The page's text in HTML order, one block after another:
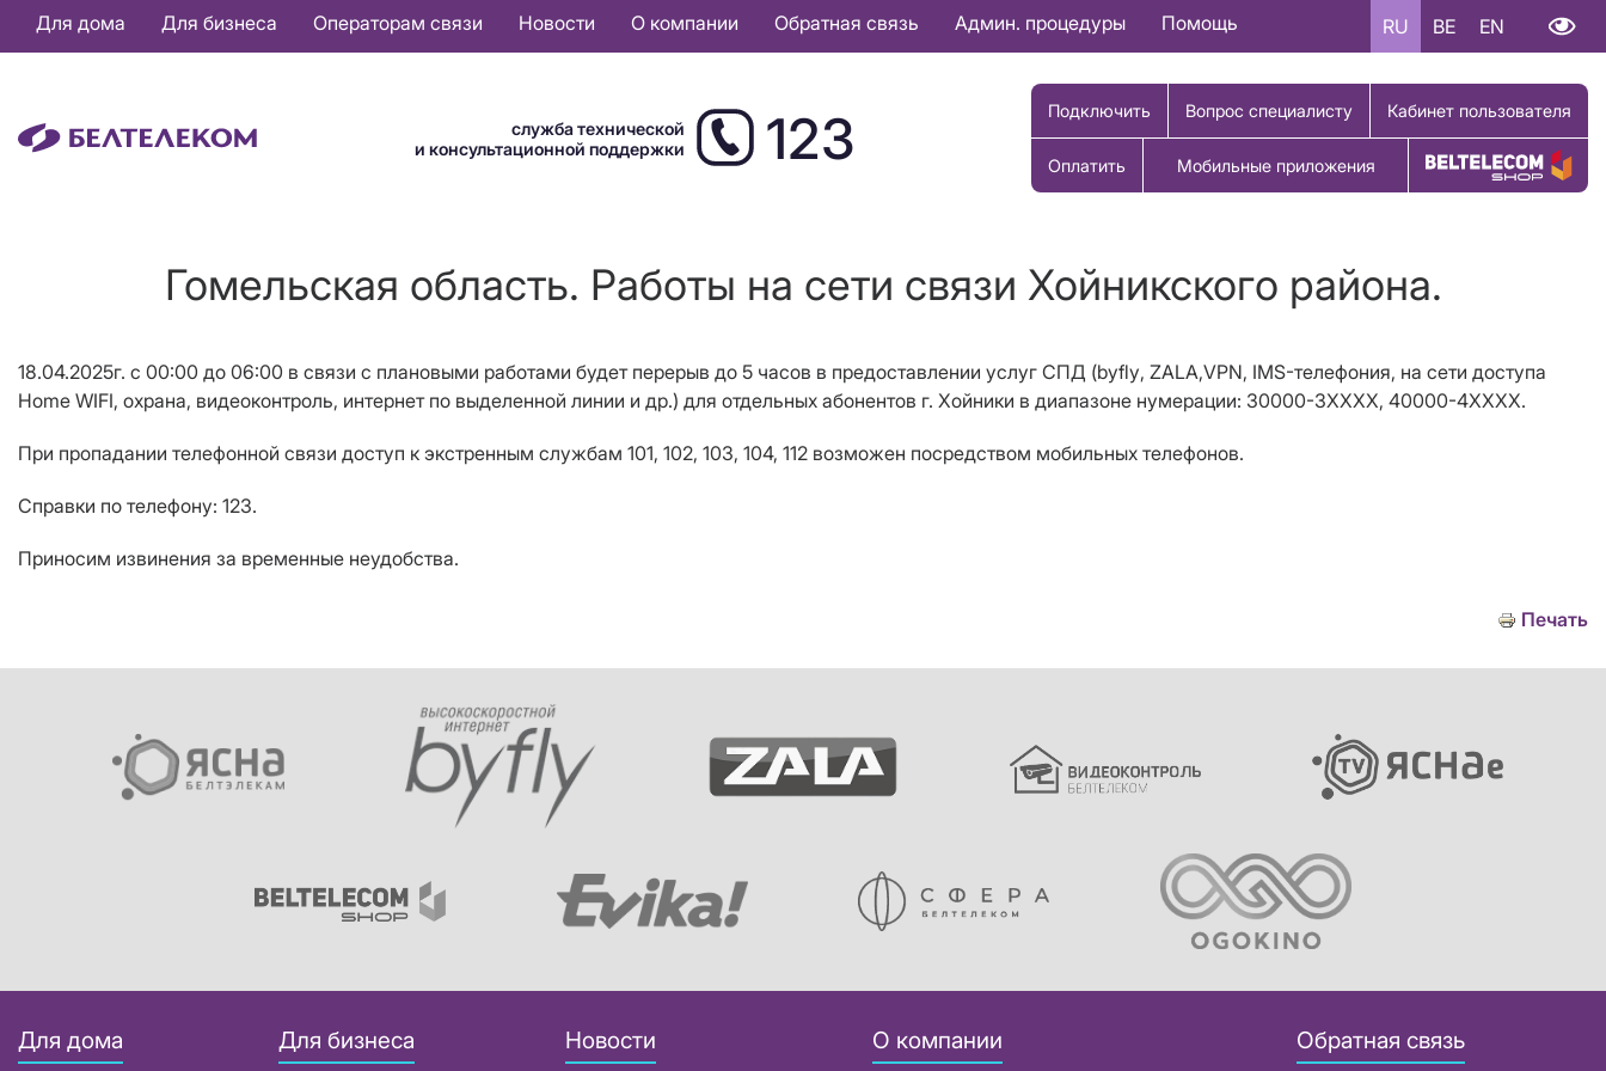
Основная
навигация
Для дома Для бизнеса Операторам связи Новости О компании Обратная связь Админ. процедуры Помощь RU BE EN
служба технической
и консультационной поддержки
123 Подключить Вопрос специалисту Кабинет пользователя
Оплатить Мобильные приложения Купить товар
Гомельская область. Работы на сети связи Хойникского района.
18.04.2025г. с 00:00 до 06:00 в связи с плановыми работами будет перерыв до 5 часов в предоставлении услуг СПД (byfly, ZALA,VPN, IMS-телефония, на сети доступа
Home WIFI, охрана, видеоконтроль, интернет по выделенной линии и др.) для отдельных абонентов г. Хойники в диапазоне нумерации: 30000-3ХХХХ, 40000-4ХХХХ.
При пропадании телефонной связи доступ к экстренным службам 101, 102, 103, 104, 112 возможен посредством мобильных телефонов.
Справки по телефону: 123.
Приносим извинения за временные неудобства.
Печать
Для дома Для бизнеса Новости О компании Обратная связь